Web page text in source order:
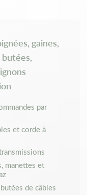
gaines,
par
et corde à
manettes et
de câbles